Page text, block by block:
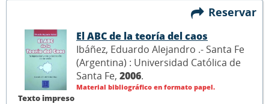
Reservar
Texto impreso
El ABC de la teoría del caos
Ibáñez, Eduardo Alejandro .- Santa Fe
(Argentina) : Universidad Católica de
Santa Fe, 2006.
Material bibliográfico en formato papel.